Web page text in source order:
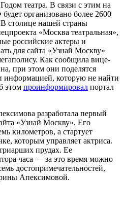
театра. В связи с этим на
организовано более 2600
столице нашей страны
«Москва театральная»,
российские актеры и
для сайта «Узнай Москву»
Как сообщила вице-
при этом они поделятся
которую не найти
этом проинформировал портал
разработала первый
«Узнай Москву». Его
километров, а стартует
которым управляет актриса.
прудах. Ее
часа — за это время можно
достопримечательностей,
Апексимовой.